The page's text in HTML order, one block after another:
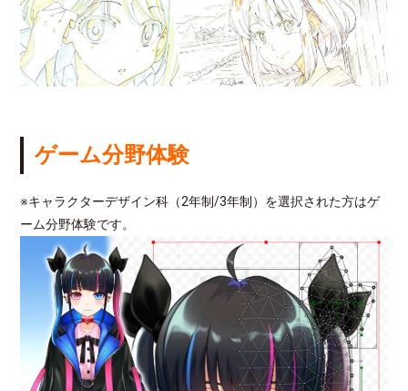
ゲーム分野体験
※キャラクターデザイン科（2年制/3年制）を選択された方はゲ
ーム分野体験です。